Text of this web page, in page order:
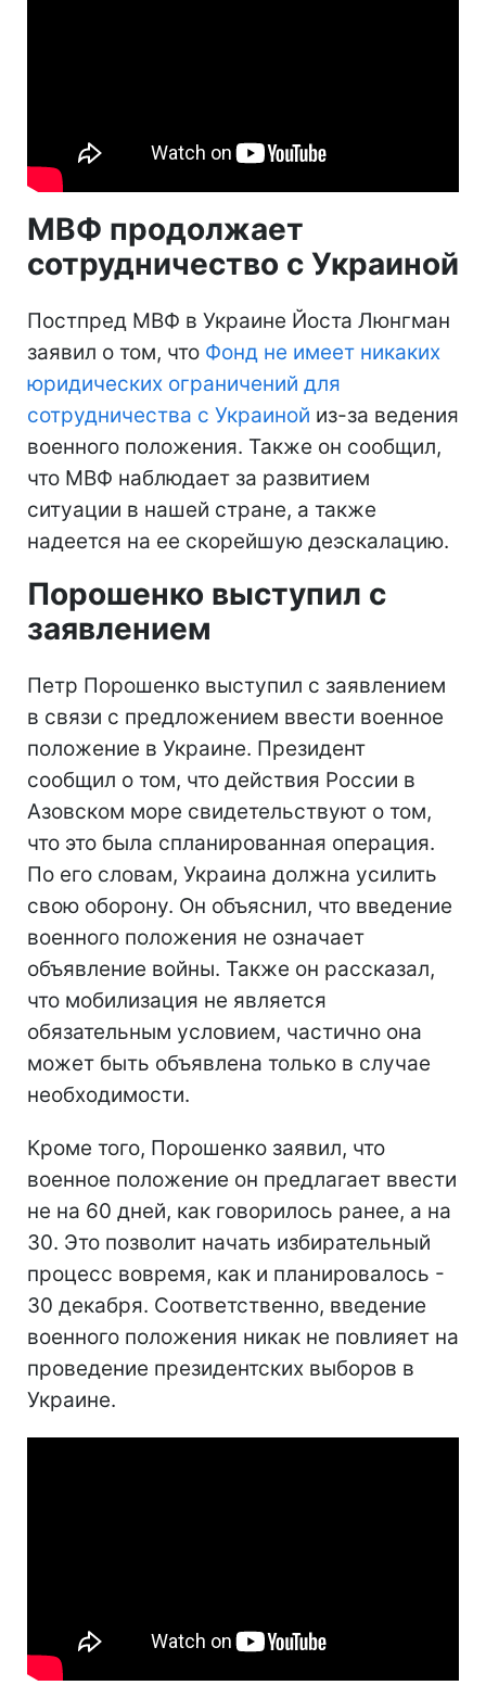
МВФ продолжает
сотрудничество с Украиной
Постпред МВФ в Украине Йоста Люнгман
заявил о том, что Фонд не имеет никаких
юридических ограничений для
сотрудничества с Украиной из-за ведения
военного положения. Также он сообщил,
что МВФ наблюдает за развитием
ситуации в нашей стране, а также
надеется на ее скорейшую деэскалацию.
Порошенко выступил с
заявлением
Петр Порошенко выступил с заявлением
в связи с предложением ввести военное
положение в Украине. Президент
сообщил о том, что действия России в
Азовском море свидетельствуют о том,
что это была спланированная операция.
По его словам, Украина должна усилить
свою оборону. Он объяснил, что введение
военного положения не означает
объявление войны. Также он рассказал,
что мобилизация не является
обязательным условием, частично она
может быть объявлена только в случае
необходимости.
Кроме того, Порошенко заявил, что
военное положение он предлагает ввести
не на 60 дней, как говорилось ранее, а на
30. Это позволит начать избирательный
процесс вовремя, как и планировалось -
30 декабря. Соответственно, введение
военного положения никак не повлияет на
проведение президентских выборов в
Украине.